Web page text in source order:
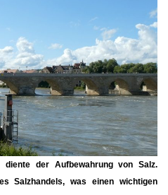
diente der Aufbewahrung von Salz.
Salzhandels, was einen wichtigen